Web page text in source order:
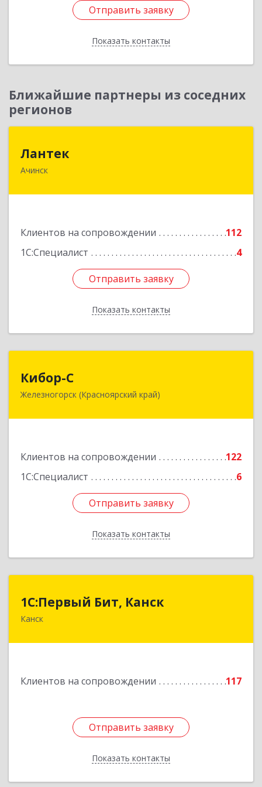
Отправить заявку
Показать контакты
Отправить заявку
Назад
Ближайшие партнеры из соседних
регионов
Лантек
Ачинск
Клиентов на сопровождении
112
1С:Специалист
4
Отправить заявку
Показать контакты
Отправить заявку
Назад
Кибор-С
Железногорск (Красноярский край)
Клиентов на сопровождении
122
1С:Специалист
6
Отправить заявку
Показать контакты
662973, Красноярский край, Железногорск г,
Отправить заявку
Назад
1С:Первый Бит, Канск
Канск
Клиентов на сопровождении 117
Отправить заявку
Показать контакты
Отправить заявку
Назад